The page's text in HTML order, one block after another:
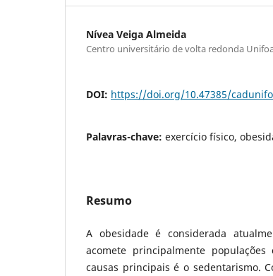
Nívea Veiga Almeida
Centro universitário de volta redonda
DOI: https://doi.org/10.47385/
Palavras-chave: exercício físico,
Resumo
A obesidade é considerada
acomete principalmente
causas principais é o sedentarismo.